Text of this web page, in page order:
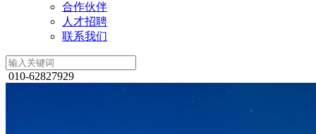
合作伙伴
人才招聘
联系我们
010-62827929